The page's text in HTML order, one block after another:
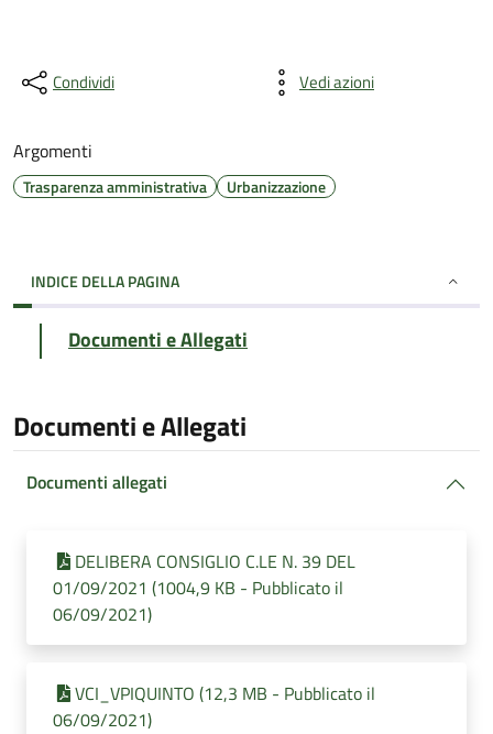
Condividi Vedi azioni
Argomenti
Trasparenza amministrativa Urbanizzazione
INDICE DELLA PAGINA
Documenti e Allegati
Documenti e Allegati
Documenti allegati
DELIBERA CONSIGLIO C.LE N. 39 DEL
01/09/2021 (1004,9 KB - Pubblicato il
06/09/2021)
VCI_VPIQUINTO (12,3 MB - Pubblicato il
06/09/2021)